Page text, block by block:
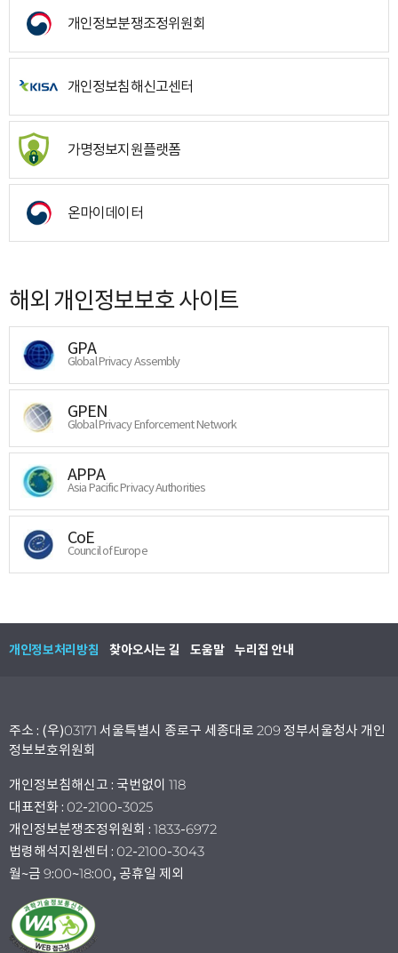
개인정보분쟁조정위원회
개인정보침해신고센터
가명정보지원플랫폼
온마이데이터
해외 개인정보보호 사이트
GPA
Global Privacy Assembly
GPEN
Global Privacy Enforcement Network
APPA
Asia Pacific Privacy Authorities
CoE
Council of Europe
개인정보처리방침 찾아오시는 길 도움말 누리집 안내
주소 : (우)03171 서울특별시 종로구 세종대로 209 정부서울청사 개인
정보보호위원회
개인정보침해신고 : 국번없이 118
대표전화 : 02-2100-3025
개인정보분쟁조정위원회 : 1833-6972
법령해석지원센터 : 02-2100-3043
월~금 9:00~18:00, 공휴일 제외